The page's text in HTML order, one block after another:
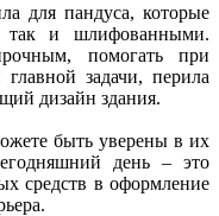
для пандуса, которые
так и шлифованными.
помогать при
задачи, перила
дизайн здания.
быть уверены в их
день – это
средств в оформление